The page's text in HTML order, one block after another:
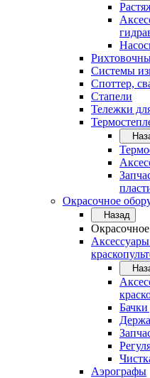
Системы
Споттер,
Стапели
Тележки
Окрасочное
Назад
Бачки
Аэрографы